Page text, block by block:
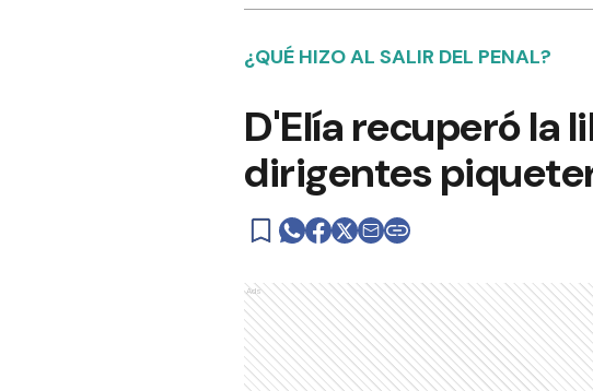
¿QUÉ HIZO AL SALIR DEL PENAL?
D'Elía recuperó la
dirigentes
Ads